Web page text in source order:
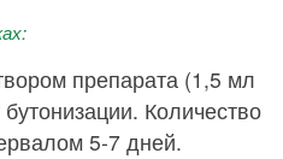
препарата (1,5 мл
Количество
5-7 дней.